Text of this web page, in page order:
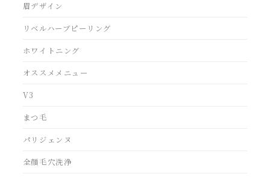
眉デザイン
リベルハーブピーリング
ホワイトニング
オススメメニュー
V3
まつ毛
パリジェンヌ
全顔毛穴洗浄